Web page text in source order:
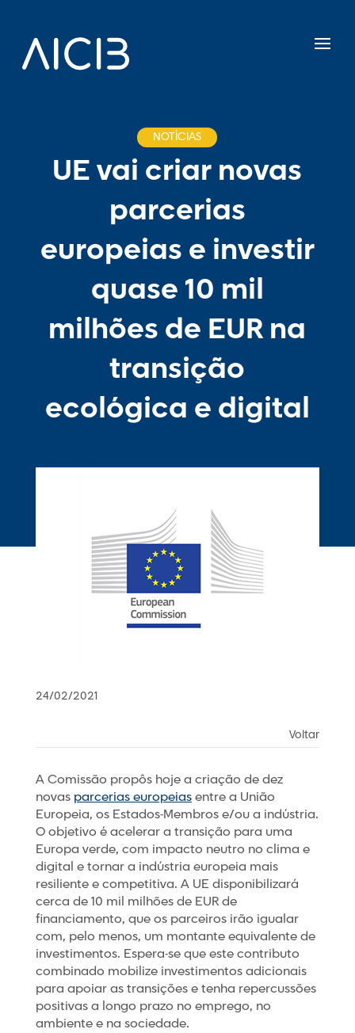
NOTÍCIAS
UE vai criar novas
parcerias
europeias e investir
quase 10 mil
milhões de EUR na
transição
ecológica e digital
24/02/2021
Voltar
A Comissão propôs hoje a criação de dez
novas parcerias europeiasentre a União
Europeia, os Estados-Membros e/ou a indústria.
O objetivo é acelerar a transição para uma
Europa verde, com impacto neutro no clima e
digital e tornar a indústria europeia mais
resiliente e competitiva. A UE disponibilizará
cerca de 10 mil milhões de EUR de
financiamento, que os parceiros irão igualar
com, pelo menos, um montante equivalente de
investimentos. Espera-se que este contributo
combinado mobilize investimentos adicionais
para apoiar as transições e tenha repercussões
positivas a longo prazo no emprego, no
ambiente e na sociedade.